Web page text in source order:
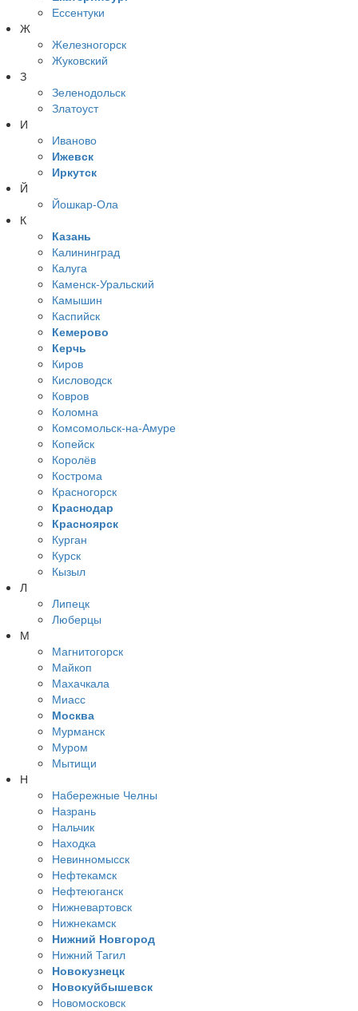
Ессентуки
Ж
Железногорск
Жуковский
З
Зеленодольск
Златоуст
И
Иваново
Ижевск
Иркутск
Й
Йошкар-Ола
К
Казань
Калининград
Калуга
Каменск-Уральский
Камышин
Каспийск
Кемерово
Керчь
Киров
Кисловодск
Ковров
Коломна
Комсомольск-на-Амуре
Копейск
Королёв
Кострома
Красногорск
Краснодар
Красноярск
Курган
Курск
Кызыл
Л
Липецк
Люберцы
М
Магнитогорск
Майкоп
Махачкала
Миасс
Москва
Мурманск
Муром
Мытищи
Н
Набережные Челны
Назрань
Нальчик
Находка
Невинномысск
Нефтекамск
Нефтеюганск
Нижневартовск
Нижнекамск
Нижний Новгород
Нижний Тагил
Новокузнецк
Новокуйбышевск
Новомосковск